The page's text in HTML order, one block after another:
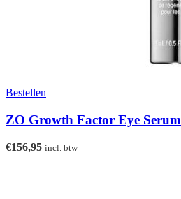
Bestellen
ZO Growth Factor Eye Serum
€156,95 incl. btw